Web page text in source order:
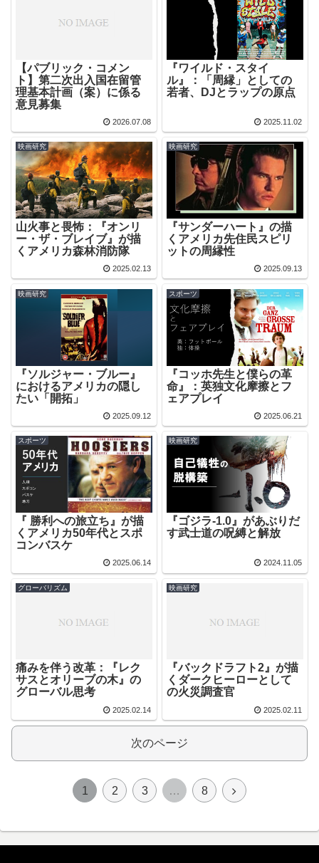
【パブリック・コメン
ト】第二次出入国在留管
理基本計画（案）に係る
意見募集
2026.07.08
『ワイルド・スタイ
ル』：「周縁」としての
若者、DJとラップの原点
2025.11.02
映画研究
山火事と畏怖：『オンリ
ー・ザ・ブレイブ』が描
くアメリカ森林消防隊
2025.02.13
映画研究
『サンダーハート』の描
くアメリカ先住民スピリ
ットの周縁性
2025.09.13
映画研究
『ソルジャー・ブルー』
におけるアメリカの隠し
たい「開拓」
2025.09.12
スポーツ
『コッホ先生と僕らの革
命』：英独文化摩擦とフ
ェアプレイ
2025.06.21
スポーツ
『 勝利への旅立ち』が描
くアメリカ50年代とスポ
コンバスケ
2025.06.14
映画研究
『ゴジラ-1.0』があぶりだ
す武士道の呪縛と解放
2024.11.05
グローバリズム
痛みを伴う改革：『レク
サスとオリーブの木』の
グローバル思考
2025.02.14
映画研究
『バックドラフト2』が描
くダークヒーローとして
の火災調査官
2025.02.11
次のページ
1 2 3 … 8